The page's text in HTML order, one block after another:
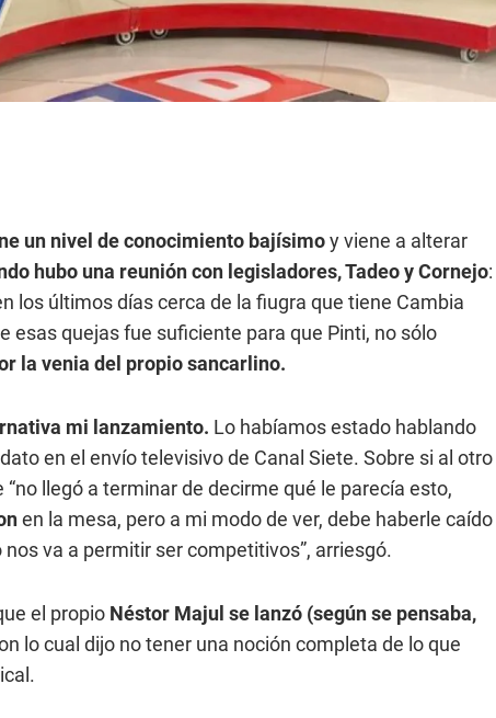
un nivel de conocimiento bajísimoy viene a alterar
hubo una reunión con legisladores, Tadeo y Cornejo:
los últimos días cerca de la fiugra que tiene Cambia
esas quejas fue suficiente para que Pinti, no sólo
la venia del propio sancarlino.
mi lanzamiento. Lo habíamos estado hablando
en el envío televisivo de Canal Siete. Sobre si al otro
llegó a terminar de decirme qué le parecía esto,
en la mesa, pero a mi modo de ver, debe haberle caído
va a permitir ser competitivos”, arriesgó.
el propio Néstor Majul se lanzó (según se pensaba,
lo cual dijo no tener una noción completa de lo que